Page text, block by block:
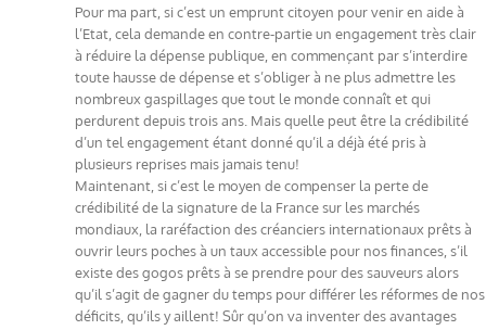
Pour ma part, si c’est un emprunt citoyen pour venir en aide à
l’Etat, cela demande en contre-partie un engagement très clair
à réduire la dépense publique, en commençant par s’interdire
toute hausse de dépense et s’obliger à ne plus admettre les
nombreux gaspillages que tout le monde connaît et qui
perdurent depuis trois ans. Mais quelle peut être la crédibilité
d’un tel engagement étant donné qu’il a déjà été pris à
plusieurs reprises mais jamais tenu!
Maintenant, si c’est le moyen de compenser la perte de
crédibilité de la signature de la France sur les marchés
mondiaux, la raréfaction des créanciers internationaux prêts à
ouvrir leurs poches à un taux accessible pour nos finances, s’il
existe des gogos prêts à se prendre pour des sauveurs alors
qu’il s’agit de gagner du temps pour différer les réformes de nos
déficits, qu’ils y aillent! Sûr qu’on va inventer des avantages